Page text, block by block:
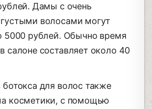
Дамы с очень
волосами могут
5000 рублей. Обычно время
салоне составляет около 40
для волос также
косметики, с помощью